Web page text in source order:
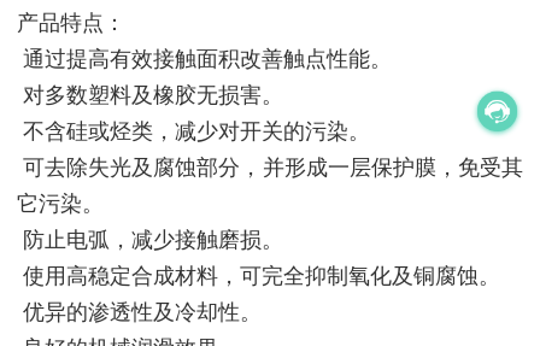
产品特点：
通过提高有效接触面积改善触点性能。
对多数塑料及橡胶无损害。
不含硅或烃类，减少对开关的污染。
可去除失光及腐蚀部分，并形成一层保护膜，免受其
它污染。
防止电弧，减少接触磨损。
使用高稳定合成材料，可完全抑制氧化及铜腐蚀。
优异的渗透性及冷却性。